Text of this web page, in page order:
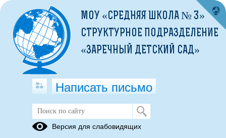
Взаимодействие родителей
учащихся с педагогическим
МОУ «СРЕДНЯЯ ШКОЛА № 3»
СТРУКТУРНОЕ ПОДРАЗДЕЛЕНИЕ
«ЗАРЕЧНЫЙ ДЕТСКИЙ САД»
Написать письмо
Версия для слабовидящих